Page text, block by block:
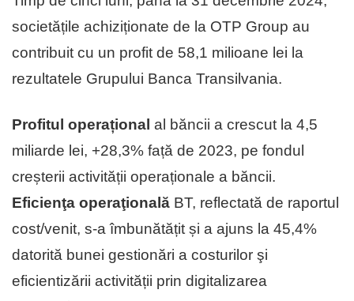
societățile achiziționate de la OTP Group au
contribuit cu un profit de 58,1 milioane lei la
rezultatele Grupului Banca Transilvania.
Profitul operațional al băncii a crescut la 4,5
miliarde lei, +28,3% față de 2023, pe fondul
creșterii activității operaționale a băncii.
Eficienţa operaţională BT, reflectată de raportul
cost/venit, s-a îmbunătățit și a ajuns la 45,4%
datorită bunei gestionări a costurilor şi
eficientizării activității prin digitalizarea